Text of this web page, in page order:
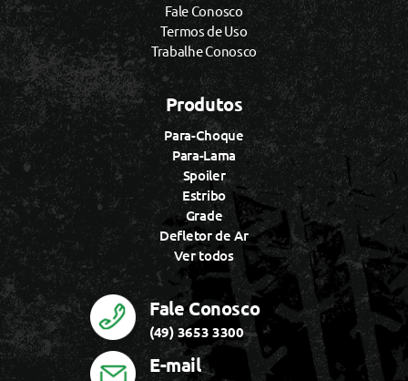
Fale Conosco
Termos de Uso
Trabalhe Conosco
Produtos
Para-Choque
Para-Lama
Spoiler
Estribo
Grade
Defletor de Ar
Ver todos
Fale Conosco
(49) 3653 3300
E-mail